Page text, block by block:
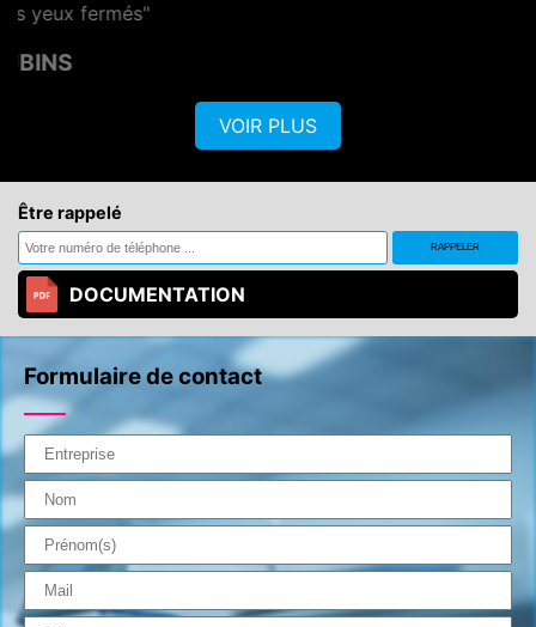
VOIR PLUS
Être rappelé
DOCUMENTATION
Formulaire de contact